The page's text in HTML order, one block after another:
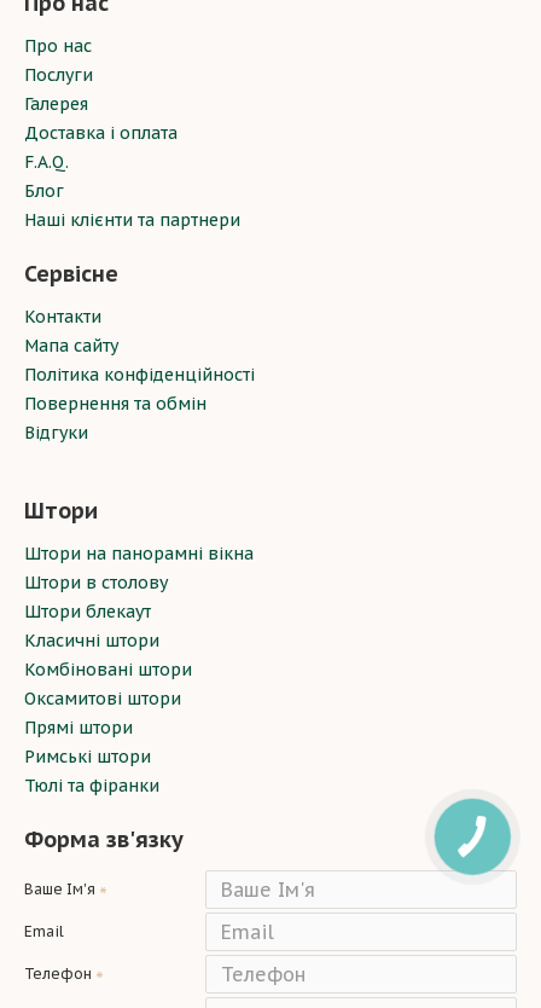
Про нас
Послуги
Галерея
Доставка і оплата
F.A.Q.
Блог
Наші клієнти та партнери
Сервісне
Контакти
Мапа сайту
Політика конфіденційності
Повернення та обмін
Відгуки
Штори
Штори на панорамні вікна
Штори в столову
Штори блекаут
Класичні штори
Комбіновані штори
Оксамитові штори
Прямі штори
Римські штори
Тюлі та фіранки
Форма зв'язку
Ваше Ім'я
Email
Телефон